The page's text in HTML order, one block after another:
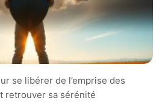
se libérer de l’emprise des
retrouver sa sérénité